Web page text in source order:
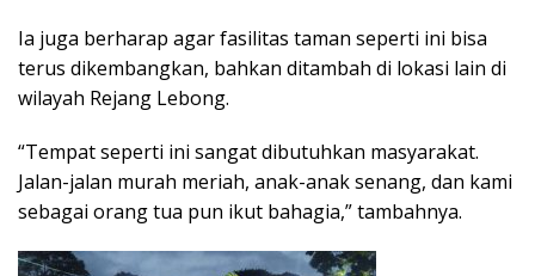
Ia juga berharap agar fasilitas taman seperti ini bisa
terus dikembangkan, bahkan ditambah di lokasi lain di
wilayah Rejang Lebong.
“Tempat seperti ini sangat dibutuhkan masyarakat.
Jalan-jalan murah meriah, anak-anak senang, dan kami
sebagai orang tua pun ikut bahagia,” tambahnya.